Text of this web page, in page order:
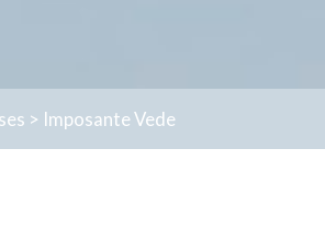
> Imposante Vede